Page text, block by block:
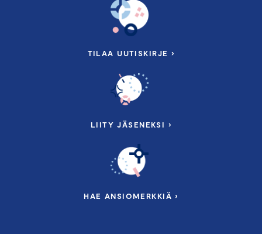
TILAA UUTISKIRJE ›
LIITY JÄSENEKSI ›
HAE ANSIOMERKKIÄ ›